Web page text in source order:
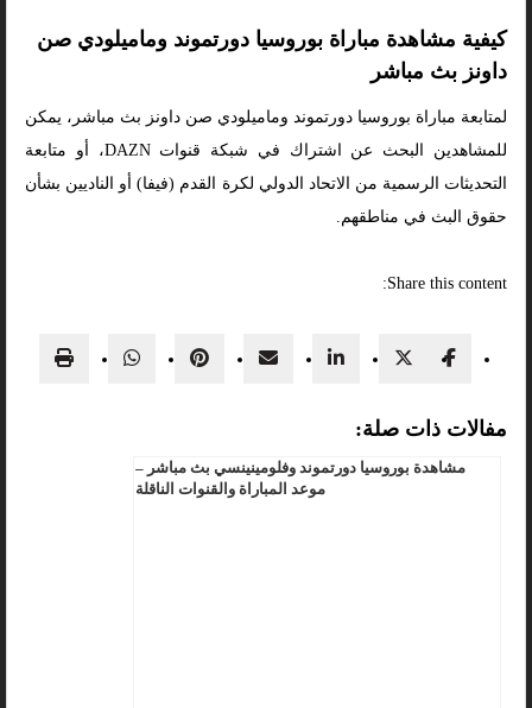
كيفية مشاهدة مباراة بوروسيا دورتموند وماميلودي صن
داونز بث مباشر
لمتابعة مباراة بوروسيا دورتموند وماميلودي صن داونز بث مباشر، يمكن
للمشاهدين البحث عن اشتراك في شبكة قنوات DAZN، أو متابعة
التحديثات الرسمية من الاتحاد الدولي لكرة القدم (فيفا) أو الناديين بشأن
حقوق البث في مناطقهم.
Share this content:
مفالات ذات صلة:
مشاهدة بوروسيا دورتموند وفلومينينسي بث مباشر –
موعد المباراة والقنوات الناقلة